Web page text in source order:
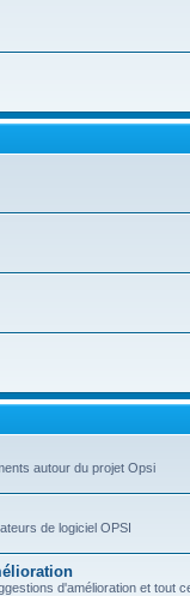
autour du projet Opsi
de logiciel OPSI
d'amélioration et tout